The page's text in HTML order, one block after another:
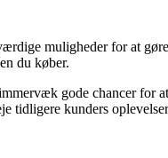
muligheder for at
du køber.
gode chancer for
tidligere kunders